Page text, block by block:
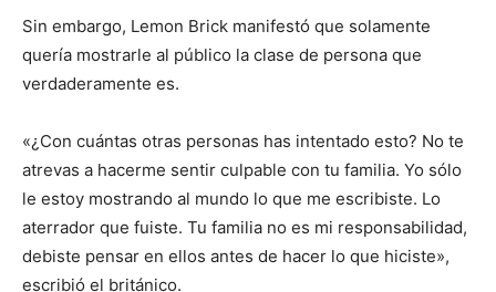
Sin embargo, Lemon Brick manifestó que solamente
quería mostrarle al público la clase de persona que
verdaderamente es.
«¿Con cuántas otras personas has intentado esto? No te
atrevas a hacerme sentir culpable con tu familia. Yo sólo
le estoy mostrando al mundo lo que me escribiste. Lo
aterrador que fuiste. Tu familia no es mi responsabilidad,
debiste pensar en ellos antes de hacer lo que hiciste»,
escribió el británico.